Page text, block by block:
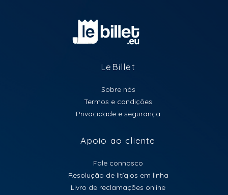
LeBillet
Sobre nós
Termos e condições
Privacidade e segurança
Apoio ao cliente
Fale connosco
Resolução de litígios em linha
Livro de reclamações online